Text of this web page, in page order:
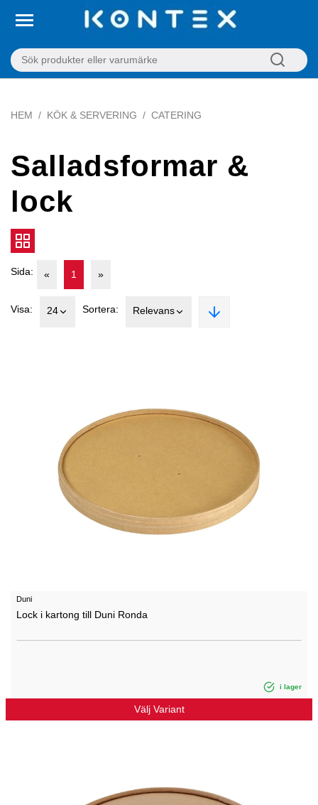
HEM KÖK & SERVERING CATERING
Salladsformar &
lock
Sida: « 1 »
Visa: 24 Sortera: Relevans
Duni
Lock i kartong till Duni Ronda
i lager
Välj Variant